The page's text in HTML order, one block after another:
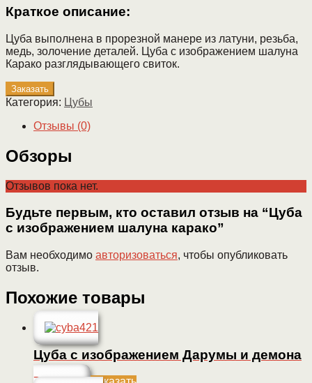
Краткое описание:
Цуба выполнена в прорезной манере из латуни, резьба,
медь, золочение деталей. Цуба с изображением шалуна
Карако разглядывающего свиток.
Заказать
Категория: Цубы
Отзывы (0)
Обзоры
Отзывов пока нет.
Будьте первым, кто оставил отзыв на “Цуба
с изображением шалуна карако”
Вам необходимо авторизоваться, чтобы опубликовать
отзыв.
Похожие товары
Цуба с изображением Дарумы и демона